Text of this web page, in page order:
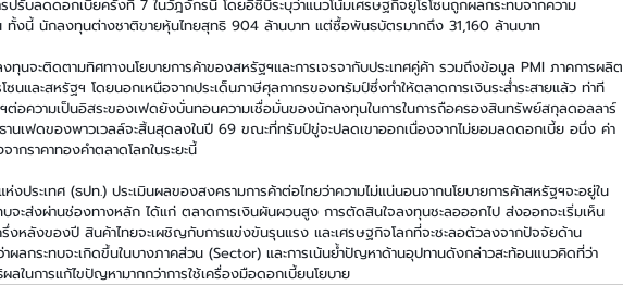
รับลดดอกเบี้ยครั้งที่ 7 ในวัฎจักรนี้ โดยอีซีบีระบุว่าแนวโน้มเศรษฐกิจยูโรโซนถูกผลกระทบจากความ
ทั้งนี้ นักลงทุนต่างชาติขายหุ้นไทยสุทธิ 904 ล้านบาท แต่ซื้อพันธบัตรมากถึง 31,160 ล้านบาท
ทุนจะติดตามทิศทางนโยบายการค้าของสหรัฐฯและการเจรจากับประเทศคู่ค้า รวมถึงข้อมูล PMI ภาคการผลิต
ซนและสหรัฐฯ โดยนอกเหนือจากประเด็นภาษีศุลกากรของทรัมป์ซึ่งทำให้ตลาดการเงินระส่ำระสายแล้ว ท่าที
อความเป็นอิสระของเฟดยังบั่นทอนความเชื่อมั่นของนักลงทุนในการในการถือครองสินทรัพย์สกุลดอลลาร์
านเฟดของพาวเวลล์จะสิ้นสุดลงในปี 69 ขณะที่ทรัมป์ขู่จะปลดเขาออกเนื่องจากไม่ยอมลดดอกเบี้ย อนึ่ง ค่า
กราคาทองคำตลาดโลกในระยะนี้
ห่งประเทศ (ธปท.) ประเมินผลของสงครามการค้าต่อไทยว่าความไม่แน่นอนจากนโยบายการค้าสหรัฐฯจะอยู่ใน
จะส่งผ่านช่องทางหลัก ได้แก่ ตลาดการเงินผันผวนสูง การตัดสินใจลงทุนชะลอออกไป ส่งออกจะเริ่มเห็น
หลังของปี สินค้าไทยจะเผชิญกับการแข่งขันรุนแรง และเศรษฐกิจโลกที่จะชะลอตัวลงจากปัจจัยด้าน
ผลกระทบจะเกิดขึ้นในบางภาคส่วน (Sector) และการเน้นย้ำปัญหาด้านอุปทานดังกล่าวสะท้อนแนวคิดที่ว่า
ในการแก้ไขปัญหามากกว่าการใช้เครื่องมือดอกเบี้ยนโยบาย